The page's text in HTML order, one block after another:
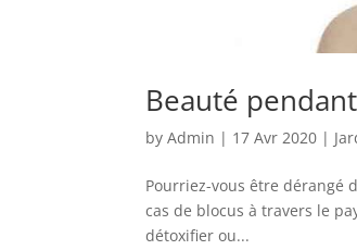
Beauté
byAdmin | 17 Avr 2020 |
Pourriez-vous être dérangé
cas de blocus à travers le
détoxifier ou...